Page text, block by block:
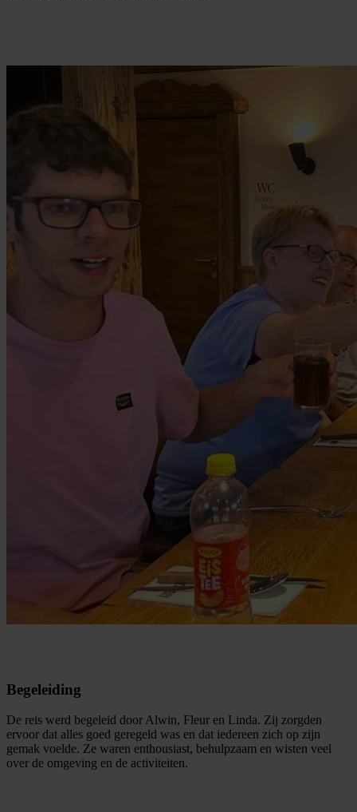
Begeleiding
De reis werd begeleid door Alwin, Fleur en Linda. Zij zorgden
ervoor dat alles goed geregeld was en dat iedereen zich op zijn
gemak voelde. Ze waren enthousiast, behulpzaam en wisten veel
over de omgeving en de activiteiten.